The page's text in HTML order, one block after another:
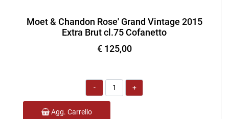
Moet & Chandon Rose' Grand Vintage 2015
Extra Brut cl.75 Cofanetto
€ 125,00
Quantità
Agg. Carrello